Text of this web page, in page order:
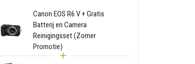
Canon EOS R6 V + Gratis
Batterij en Camera
Reinigingsset (Zomer
Promotie)